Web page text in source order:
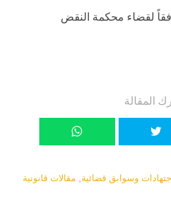
لقضاء محكمة النقض
المقالة
وسوابق قضائية, مقالات قانونية